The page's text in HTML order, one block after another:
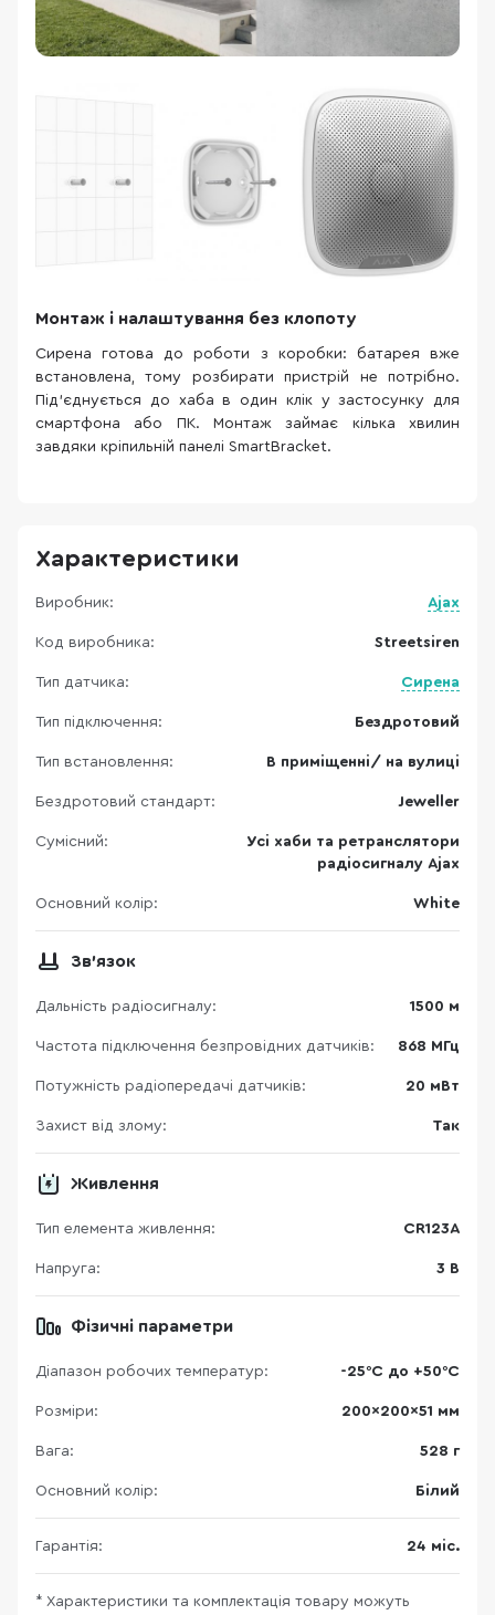
Монтаж і налаштування без клопоту
Сирена готова до роботи з коробки: батарея вже
встановлена, тому розбирати пристрій не потрібно.
Під’єднується до хаба в один клік у застосунку для
смартфона або ПК. Монтаж займає кілька хвилин
завдяки кріпильній панелі SmartBracket.
Характеристики
Виробник: Ajax
Код виробника: Streetsiren
Тип датчика: Сирена
Тип підключення: Бездротовий
Тип встановлення: В приміщенні/ на вулиці
Бездротовий стандарт: Jeweller
Сумісний:
Усі хаби та ретранслятори
радіосигналу Ajax
Основний колір: White
Зв'язок
Дальність радіосигналу: 1500 м
Частота підключення безпровідних датчиків: 868 МГц
Потужність радіопередачі датчиків: 20 мВт
Захист від злому: Так
Живлення
Тип елемента живлення: CR123A
Напруга: 3 В
Фізичні параметри
Діапазон робочих температур: -25°С до +50°С
Розміри: 200x200x51 мм
Вага: 528 г
Основний колір: Білий
Гарантія: 24 міс.
* Характеристики та комплектація товару можуть